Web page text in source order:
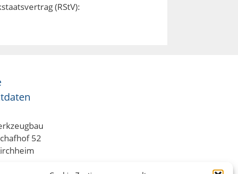
(RStV):
52